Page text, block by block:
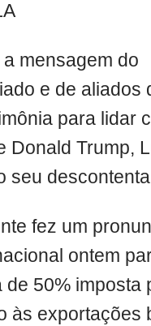
a mensagem do
e de aliados
para lidar
Donald Trump,
seu
fez um
ontem
de 50% imposta
às exportações